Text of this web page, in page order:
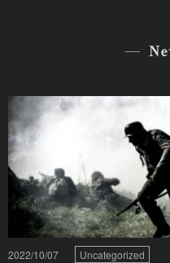
2022/10/07 Uncategorized